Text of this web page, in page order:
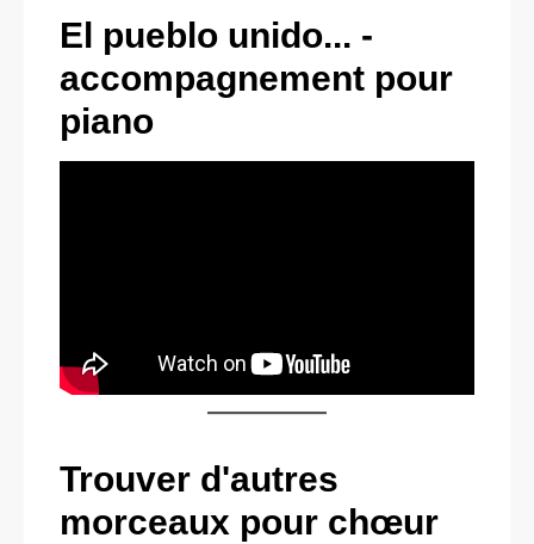
El pueblo unido... -
accompagnement pour
piano
Trouver d'autres
morceaux pour chœur